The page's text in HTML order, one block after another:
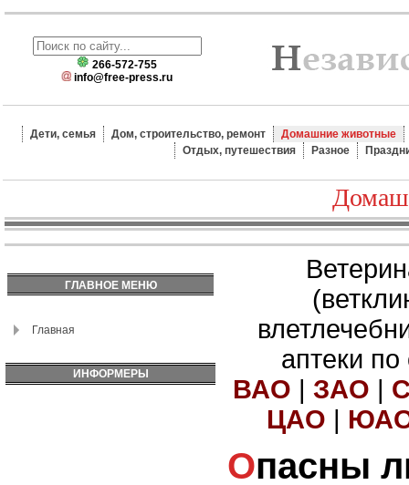
266-572-755
info@free-press.ru
Дети, семья Дом, строительство, ремонт
Домашние животные
Отдых, путешествия
Разное
ГЛАВНОЕ МЕНЮ
Главная
ИНФОРМЕРЫ
аптеки
ВАО | ЗАО |
ЦАО |
Опасны ли домашние